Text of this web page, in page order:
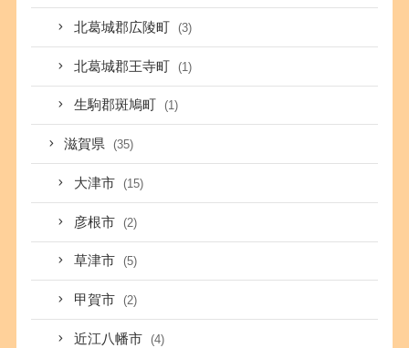
北葛城郡広陵町 (3)
北葛城郡王寺町 (1)
生駒郡斑鳩町 (1)
滋賀県 (35)
大津市 (15)
彦根市 (2)
草津市 (5)
甲賀市 (2)
近江八幡市 (4)